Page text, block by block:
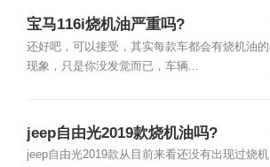
宝马116i烧机油严重吗?
还好吧，可以接受，其实每款车都会有烧机油的
现象，只是你没发觉而已，车辆...
jeep自由光2019款烧机油吗?
jeep自由光2019款从目前来看还没有出现过烧机